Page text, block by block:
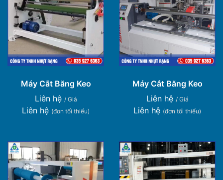
Máy Cắt Băng Keo
Liên hệ / Giá
Liên hệ (đơn tối thiểu)
Máy Cắt Băng Keo
Liên hệ / Giá
Liên hệ (đơn tối thiểu)